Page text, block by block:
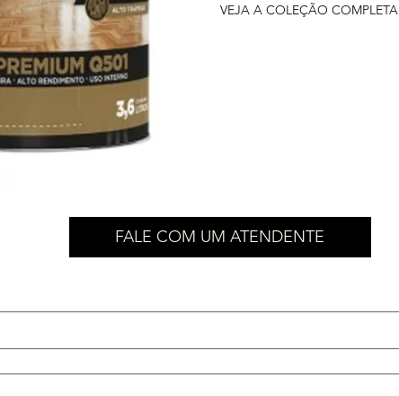
FALE COM UM ATENDENTE
VEJA A COLEÇÃO COMPLETA